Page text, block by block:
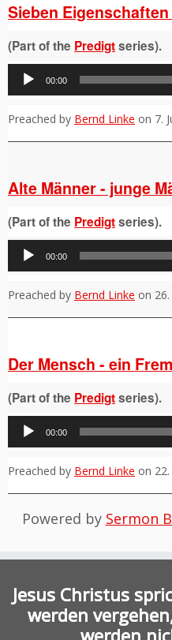
Sieben
(Part of the Predigtseries).
Audio-
Player
00:00
Preached by Bernd Linke on 7.
Alte Männer - junge
(Part of the Predigtseries).
Audio-
Player
00:00
Preached by Bernd Linke on
Der Mensch - ein
(Part of the Predigtseries).
Audio-
Player
00:00
Preached by Bernd Linke on
Powered by Sermon
Jesus Christus
werden
werden